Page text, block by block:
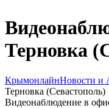
Терновка
КрымонлайнНовости и
Терновка (Севастополь)
Видеонаблюдение в